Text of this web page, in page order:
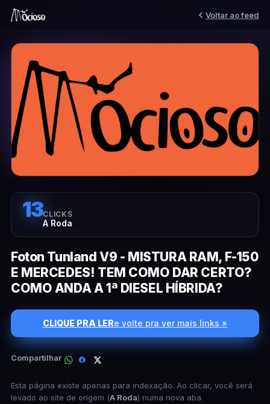
Voltar ao feed
13CLICKS
A Roda
Foton Tunland V9 - MISTURA RAM, F-150
E MERCEDES! TEM COMO DAR CERTO?
COMO ANDA A 1ª DIESEL HÍBRIDA?
CLIQUE PRA LERe volte pra ver mais links »
Compartilhar
Esta página existe apenas para indexação. Ao clicar, você será
levado ao site de origem (A Roda) numa nova aba.